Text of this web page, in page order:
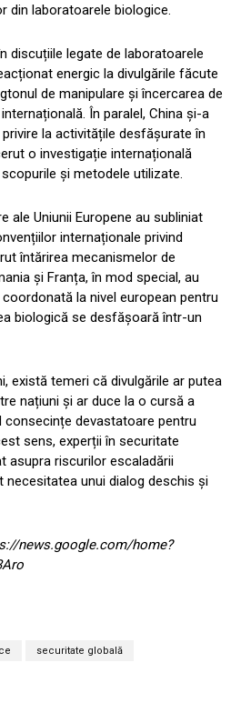
din laboratoarele biologice.
discuțiile legate de laboratoarele
energic la divulgările făcute
de manipulare și încercarea de
În paralel, China și-a
la activitățile desfășurate în
o investigație internațională
și metodele utilizate.
ale Uniunii Europene au subliniat
internaționale privind
întărirea mecanismelor de
și Franța, în mod special, au
la nivel european pentru
biologică se desfășoară într-un
există temeri că divulgările ar putea
națiuni și ar duce la o cursă a
consecințe devastatoare pentru
sens, experții în securitate
asupra riscurilor escaladării
necesitatea unui dialog deschis și
news.google.com/home?
securitate globală